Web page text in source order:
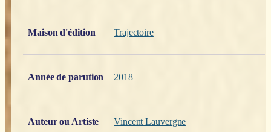
Maison d'édition
Trajectoire
Année de parution 2018
Auteur ou Artiste Vincent Lauvergne